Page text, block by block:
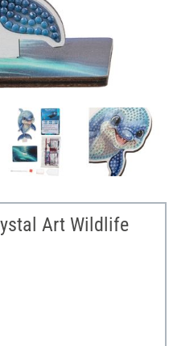
Art Wildlife